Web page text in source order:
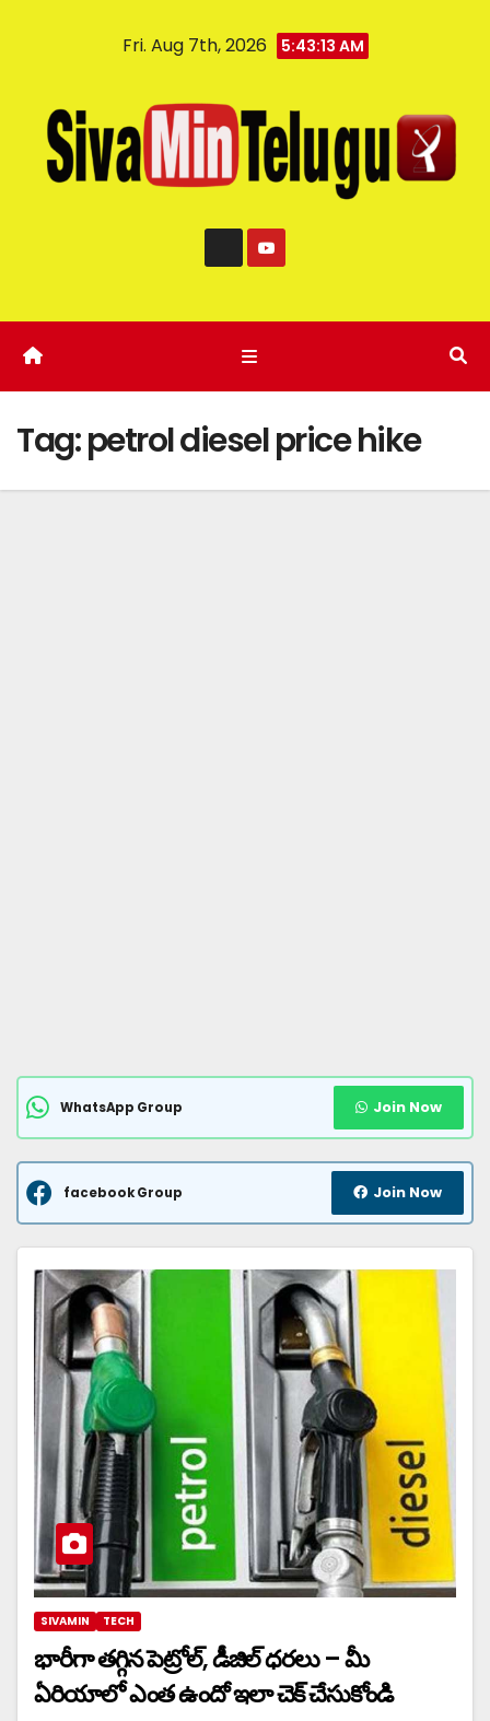
Fri. Aug 7th, 2026 5:43:14 AM
Tag:petrol diesel price hike
WhatsApp Group Join Now
facebook Group Join Now
SIVAMIN TECH
భారీగా తగ్గిన పెట్రోల్, డీజిల్ ధరలు – మీ
ఏరియాలో ఎంత ఉందో ఇలా చెక్ చేసుకోండి